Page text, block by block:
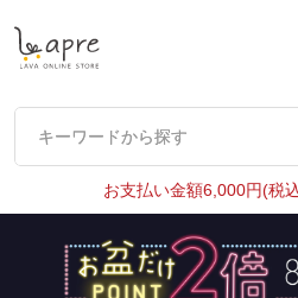
キーワードから探す
キーワードから探す
お支払い金額6,000円(税